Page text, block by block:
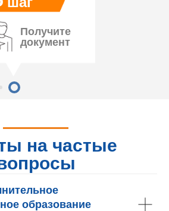
Получите
документ
на частые
образование